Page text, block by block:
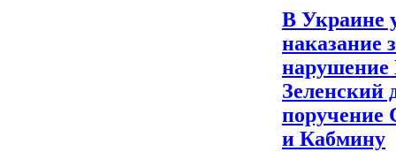
В Украине
наказание
Зеленский
и Кабмину